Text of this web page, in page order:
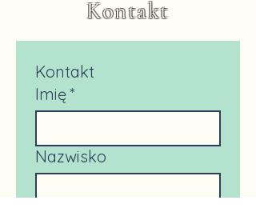
Kontakt
Kontakt
Imię*
Nazwisko